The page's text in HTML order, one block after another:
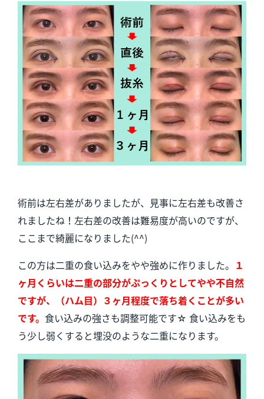
術前は左右差がありましたが、見事に左右差も改善さ
れましたね！左右差の改善は難易度が高いのですが、
ここまで綺麗になりました(^^)
この方は二重の食い込みをやや強めに作りました。 １
ヶ月くらいは二重の部分がぷっくりとしてやや不自然
ですが、（ハム目）３ヶ月程度で落ち着くことが多い
です。 食い込みの強さも調整可能です☆ 食い込みをも
う少し弱くすると埋没のような二重になります。